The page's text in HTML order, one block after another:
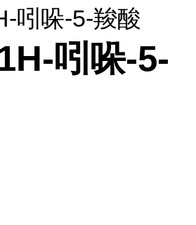
吲哚-5-羧酸
吲哚-5-